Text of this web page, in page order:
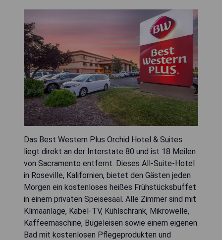
Das Best Western Plus Orchid Hotel & Suites
liegt direkt an der Interstate 80 und ist 18 Meilen
von Sacramento entfernt. Dieses All-Suite-Hotel
in Roseville, Kalifornien, bietet den Gästen jeden
Morgen ein kostenloses heißes Frühstücksbuffet
in einem privaten Speisesaal. Alle Zimmer sind mit
Klimaanlage, Kabel-TV, Kühlschrank, Mikrowelle,
Kaffeemaschine, Bügeleisen sowie einem eigenen
Bad mit kostenlosen Pflegeprodukten und